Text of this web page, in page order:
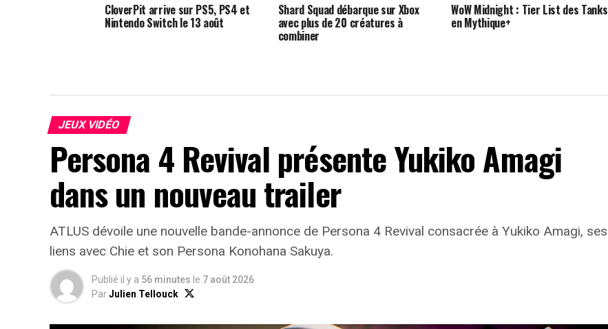
CloverPit arrive sur PS5, PS4 et
Nintendo Switch le 13 août
Shard Squad débarque sur Xbox
avec plus de 20 créatures à
combiner
WoW Midnight : Tier List des Tanks
en Mythique+
JEUX VIDÉO
Persona 4 Revival présente Yukiko Amagi
dans un nouveau trailer
ATLUS dévoile une nouvelle bande-annonce de Persona 4 Revival consacrée à Yukiko Amagi, ses
liens avec Chie et son Persona Konohana Sakuya.
Publié il y a 56 minutes le 7 août 2026
ParJulien Tellouck